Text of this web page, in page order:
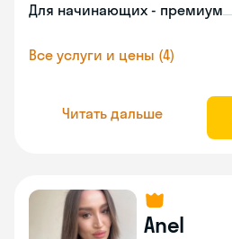
Для начинающих - премиум
Все услуги и цены (4)
Читать дальше
Anel